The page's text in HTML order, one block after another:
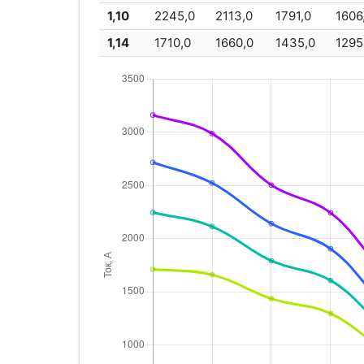
1,10 2245,0 2113,0 1791,0
1,14
1710,0 1660,0 1435,0